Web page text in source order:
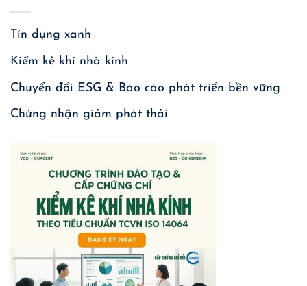
Tín dụng xanh
Kiểm kê khí nhà kính
Chuyển đổi ESG & Báo cáo phát triển bền vững
Chứng nhận giảm phát thải